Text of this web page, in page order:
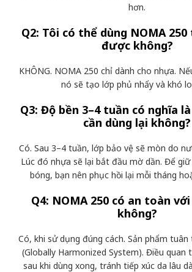
hơn.
Q2: Tôi có thể dùng NOMA
được không?
KHÔNG. NOMA 250 chỉ dành cho nhựa.
nó sẽ tạo lớp phủ nhẩy và khó
Q3: Độ bền 3–4 tuần có nghĩa
cần dùng lại không?
Có. Sau 3–4 tuần, lớp bảo vệ sẽ mòn do
Lúc đó nhựa sẽ lại bắt đầu mờ dần. Để
bóng, bạn nên phục hồi lại mỗi tháng
Q4: NOMA 250 có an toàn
không?
Có, khi sử dụng đúng cách. Sản phẩm tuân
(Globally Harmonized System). Điều quan
sau khi dùng xong, tránh tiếp xúc da lâu